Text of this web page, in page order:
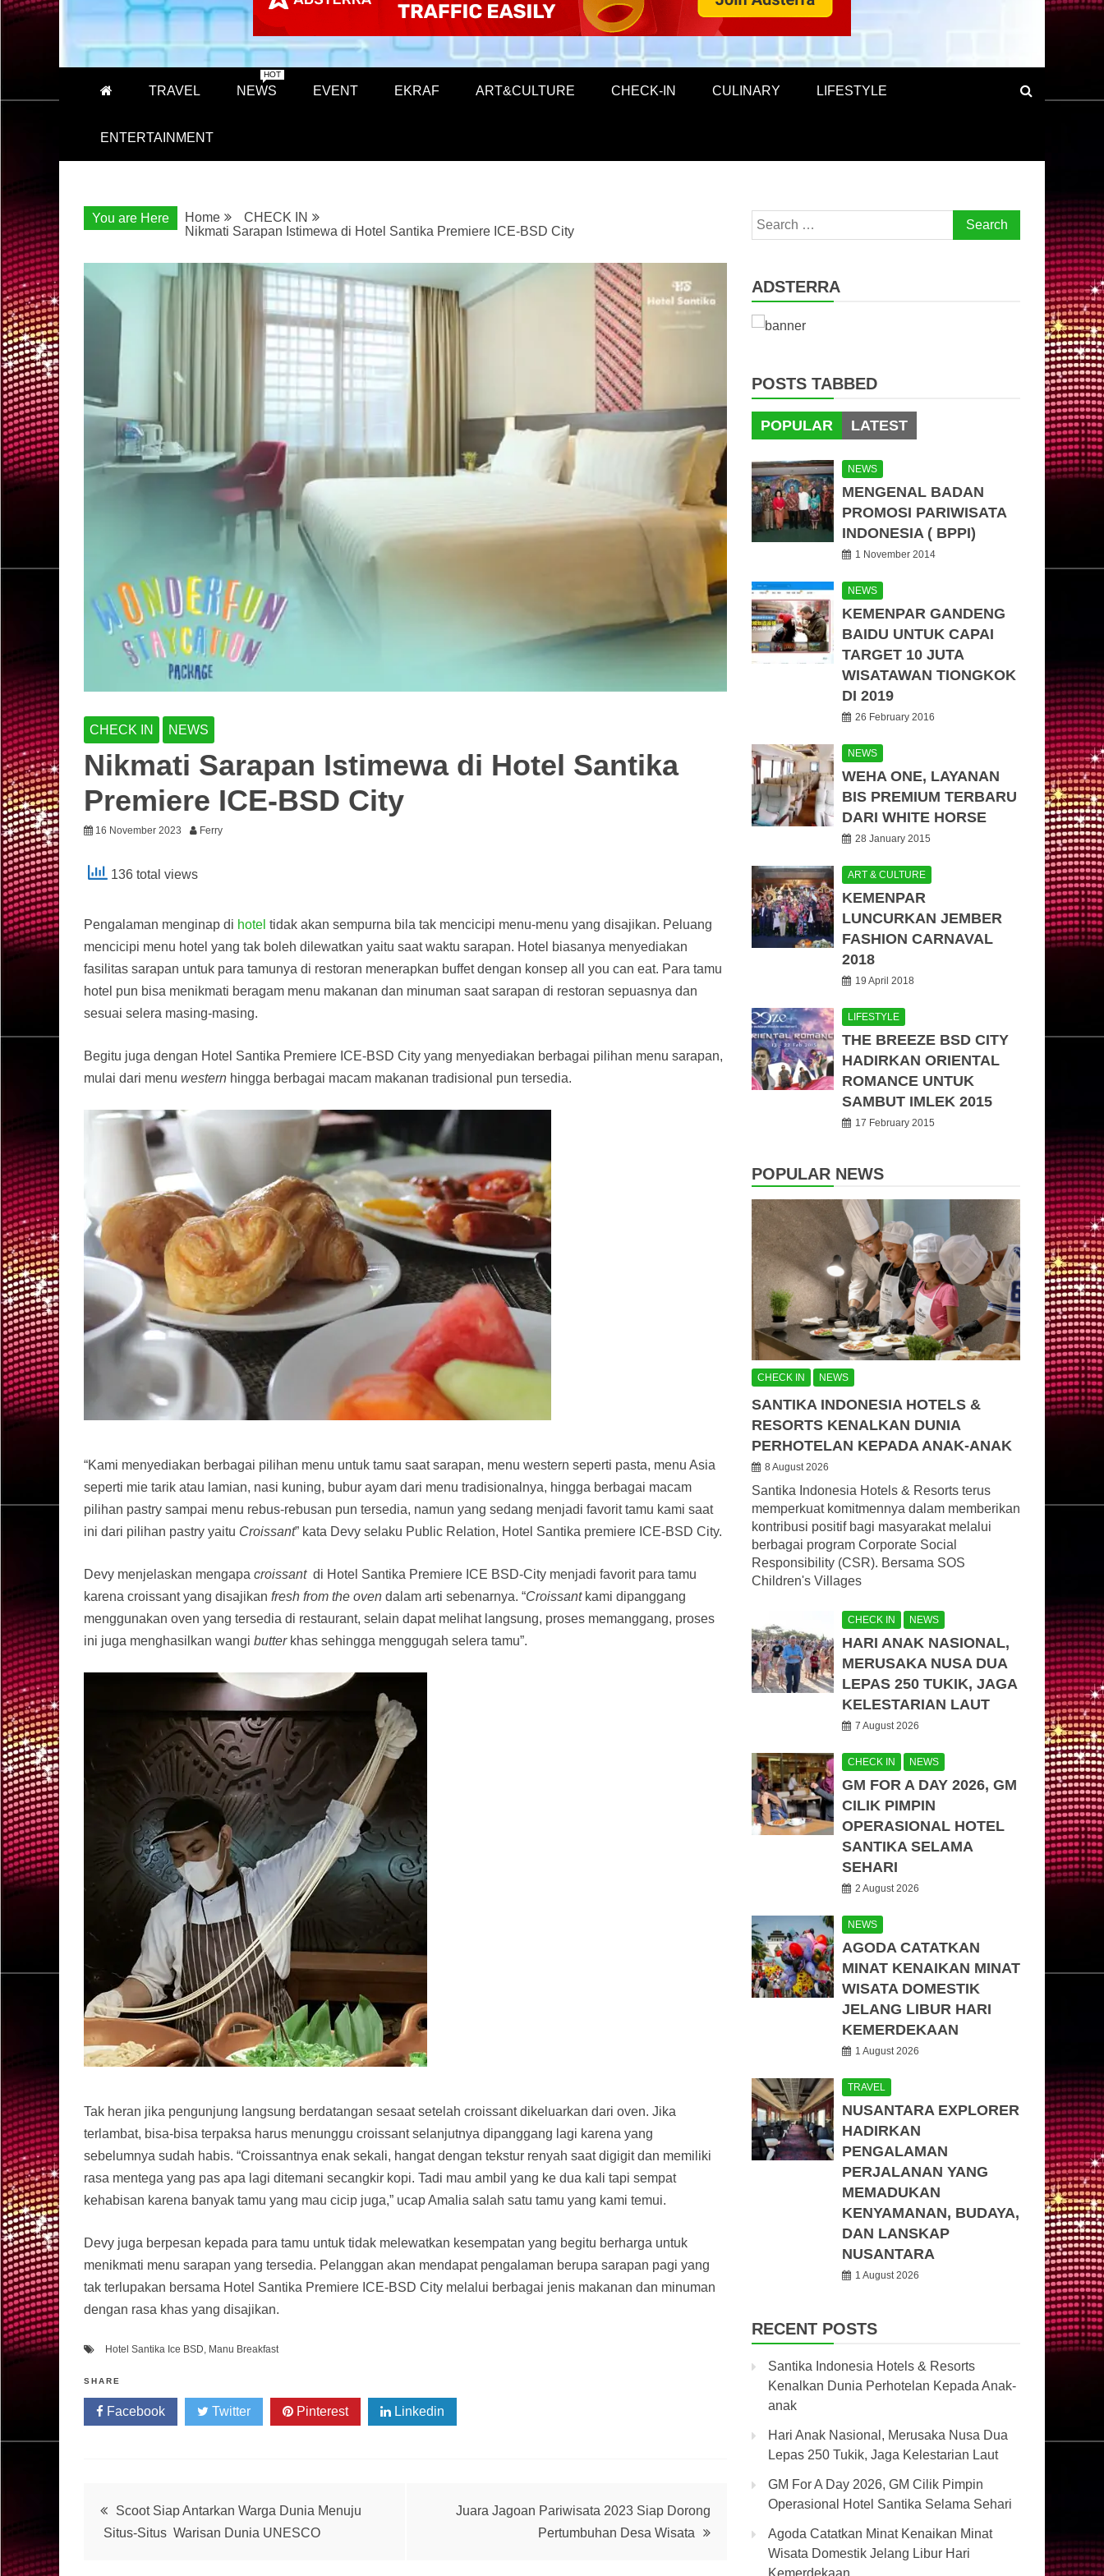
TRAVEL NEWS
HOT
EVENT EKRAF ART&CULTURE CHECK-IN CULINARY LIFESTYLE
ENTERTAINMENT
You are Here Home
CHECK IN
Nikmati Sarapan Istimewa di Hotel Santika Premiere ICE-BSD City
CHECK IN NEWS
Nikmati Sarapan Istimewa di Hotel Santika
Premiere ICE-BSD City
16 November 2023 Ferry
136 total views
Pengalaman menginap di hotel tidak akan sempurna bila tak mencicipi menu-menu yang disajikan. Peluang
mencicipi menu hotel yang tak boleh dilewatkan yaitu saat waktu sarapan. Hotel biasanya menyediakan
fasilitas sarapan untuk para tamunya di restoran menerapkan buffet dengan konsep all you can eat. Para tamu
hotel pun bisa menikmati beragam menu makanan dan minuman saat sarapan di restoran sepuasnya dan
sesuai selera masing-masing.
Begitu juga dengan Hotel Santika Premiere ICE-BSD City yang menyediakan berbagai pilihan menu sarapan,
mulai dari menu western hingga berbagai macam makanan tradisional pun tersedia.
“Kami menyediakan berbagai pilihan menu untuk tamu saat sarapan, menu western seperti pasta, menu Asia
seperti mie tarik atau lamian, nasi kuning, bubur ayam dari menu tradisionalnya, hingga berbagai macam
pilihan pastry sampai menu rebus-rebusan pun tersedia, namun yang sedang menjadi favorit tamu kami saat
ini dari pilihan pastry yaitu Croissant” kata Devy selaku Public Relation, Hotel Santika premiere ICE-BSD City.
Devy menjelaskan mengapa croissantdi Hotel Santika Premiere ICE BSD-City menjadi favorit para tamu
karena croissant yang disajikan fresh from the oven dalam arti sebenarnya. “Croissantkami dipanggang
menggunakan oven yang tersedia di restaurant, selain dapat melihat langsung, proses memanggang, proses
ini juga menghasilkan wangi butterkhas sehingga menggugah selera tamu”.
Tak heran jika pengunjung langsung berdatangan sesaat setelah croissant dikeluarkan dari oven. Jika
terlambat, bisa-bisa terpaksa harus menunggu croissant selanjutnya dipanggang lagi karena yang
sebelumnya sudah habis. “Croissantnya enak sekali, hangat dengan tekstur renyah saat digigit dan memiliki
rasa mentega yang pas apa lagi ditemani secangkir kopi. Tadi mau ambil yang ke dua kali tapi sempat
kehabisan karena banyak tamu yang mau cicip juga,” ucap Amalia salah satu tamu yang kami temui.
Devy juga berpesan kepada para tamu untuk tidak melewatkan kesempatan yang begitu berharga untuk
menikmati menu sarapan yang tersedia. Pelanggan akan mendapat pengalaman berupa sarapan pagi yang
tak terlupakan bersama Hotel Santika Premiere ICE-BSD City melalui berbagai jenis makanan dan minuman
dengan rasa khas yang disajikan.
Hotel Santika Ice BSD, Manu Breakfast
SHARE
Facebook Twitter Pinterest Linkedin
Post
Scoot Siap Antarkan Warga Dunia Menuju
Situs-Situs Warisan Dunia UNESCO
Juara Jagoan Pariwisata 2023 Siap Dorong
Pertumbuhan Desa Wisata
Search
for:
ADSTERRA
POSTS TABBED
POPULAR LATEST
NEWS
MENGENAL BADAN
PROMOSI PARIWISATA
INDONESIA ( BPPI)
1 November 2014
NEWS
KEMENPAR GANDENG
BAIDU UNTUK CAPAI
TARGET 10 JUTA
WISATAWAN TIONGKOK
DI 2019
26 February 2016
NEWS
WEHA ONE, LAYANAN
BIS PREMIUM TERBARU
DARI WHITE HORSE
28 January 2015
ART & CULTURE
KEMENPAR
LUNCURKAN JEMBER
FASHION CARNAVAL
2018
19 April 2018
LIFESTYLE
THE BREEZE BSD CITY
HADIRKAN ORIENTAL
ROMANCE UNTUK
SAMBUT IMLEK 2015
17 February 2015
POPULAR NEWS
CHECK IN NEWS
SANTIKA INDONESIA HOTELS &
RESORTS KENALKAN DUNIA
PERHOTELAN KEPADA ANAK-ANAK
8 August 2026
Santika Indonesia Hotels & Resorts terus
memperkuat komitmennya dalam memberikan
kontribusi positif bagi masyarakat melalui
berbagai program Corporate Social
Responsibility (CSR). Bersama SOS
Children's Villages
CHECK IN NEWS
HARI ANAK NASIONAL,
MERUSAKA NUSA DUA
LEPAS 250 TUKIK, JAGA
KELESTARIAN LAUT
7 August 2026
CHECK IN NEWS
GM FOR A DAY 2026, GM
CILIK PIMPIN
OPERASIONAL HOTEL
SANTIKA SELAMA
SEHARI
2 August 2026
NEWS
AGODA CATATKAN
MINAT KENAIKAN MINAT
WISATA DOMESTIK
JELANG LIBUR HARI
KEMERDEKAAN
1 August 2026
TRAVEL
NUSANTARA EXPLORER
HADIRKAN
PENGALAMAN
PERJALANAN YANG
MEMADUKAN
KENYAMANAN, BUDAYA,
DAN LANSKAP
NUSANTARA
1 August 2026
RECENT POSTS
Santika Indonesia Hotels & Resorts
Kenalkan Dunia Perhotelan Kepada Anak-
anak
Hari Anak Nasional, Merusaka Nusa Dua
Lepas 250 Tukik, Jaga Kelestarian Laut
GM For A Day 2026, GM Cilik Pimpin
Operasional Hotel Santika Selama Sehari
Agoda Catatkan Minat Kenaikan Minat
Wisata Domestik Jelang Libur Hari